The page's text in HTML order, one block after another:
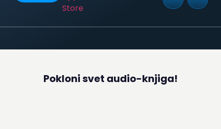
Pokloni svet audio-knjiga!